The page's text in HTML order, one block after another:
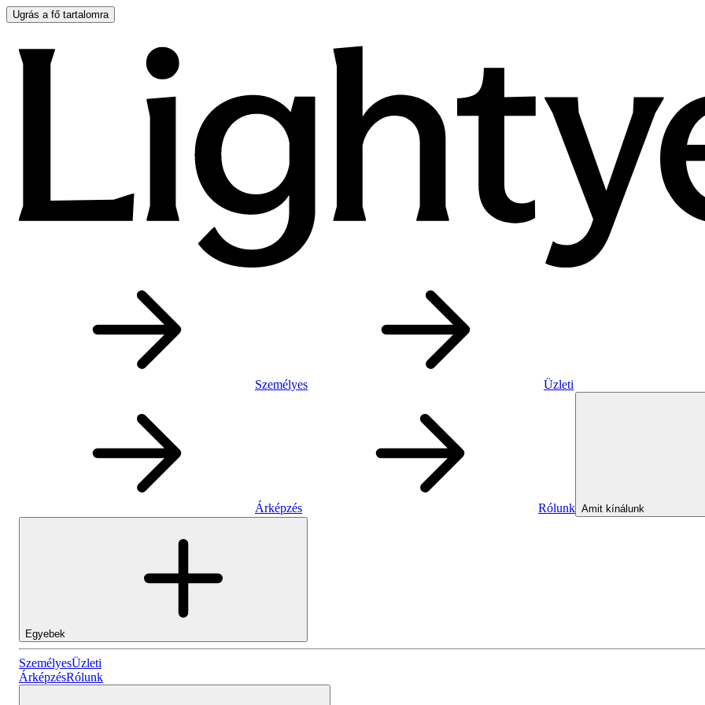
Ugrás a fő tartalomra
Személyes Üzleti
Árképzés Rólunk Amit kínálunk
Személyes
Egyebek
SzemélyesÜzleti
ÁrképzésRólunk